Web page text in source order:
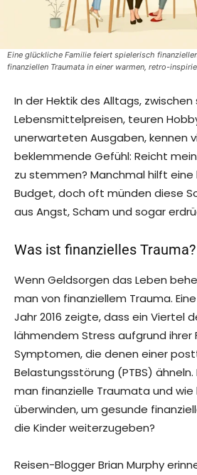
Eine glückliche Familie feiert spielerisch
finanziellen Traumata in einer warmen, retro-
In der Hektik des Alltags,
Lebensmittelpreisen, teuren
unerwarteten Ausgaben, kennen
beklemmende Gefühl: Reicht
zu stemmen? Manchmal hilft eine
Budget, doch oft münden diese
aus Angst, Scham und sogar
Was ist finanzielles Trauma?
Wenn Geldsorgen das Leben
man von finanziellem Trauma.
Jahr 2016 zeigte, dass ein Viertel
lähmendem Stress aufgrund ihrer
Symptomen, die denen einer
Belastungsstörung (PTBS)
man finanzielle Traumata und wie
überwinden, um gesunde
die Kinder weiterzugeben?
Reisen-Blogger Brian Murphy